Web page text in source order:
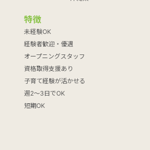
特徴
未経験OK
経験者歓迎・優遇
オープニングスタッフ
資格取得支援あり
子育て経験が活かせる
週2～3日でOK
短期OK